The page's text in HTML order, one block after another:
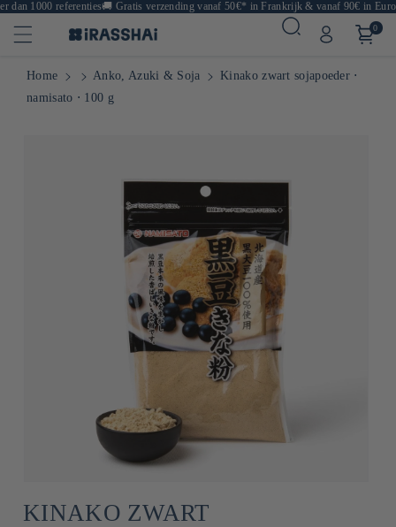
1000 referenties🚚Gratis verzending vanaf 50€* in Frankrijk & vanaf 90€ in
0
Home Anko, Azuki & Soja
Kinako zwart sojapoeder ⋅
namisato ⋅ 100 g
KINAKO ZWART